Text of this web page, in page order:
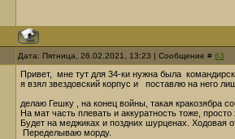
Дата: Пятница, 26.02.2021, 13:23 | Сообщение # 63
Привет, мне тут для 34-ки нужна была
я взял звездовский корпус и поставлю на него
делаю Гешку , на конец войны, такая кракозябра
На мат часть плевать и аккуратность тоже,
Будет на меджиках и поздних шурценах. Ходовая
Переделываю морду.